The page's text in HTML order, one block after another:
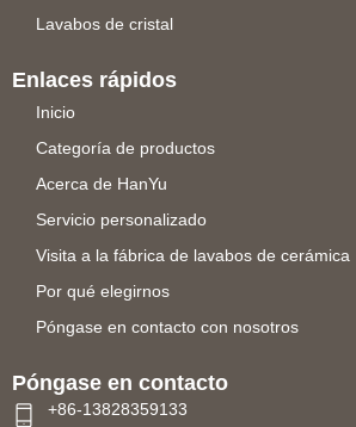
Lavabos de cristal
Enlaces rápidos
Inicio
Categoría de productos
Acerca de HanYu
Servicio personalizado
Visita a la fábrica de lavabos de cerámica
Por qué elegirnos
Póngase en contacto con nosotros
Póngase en contacto
+86-13828359133